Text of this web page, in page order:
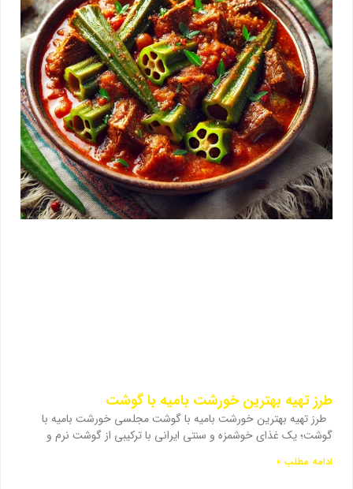
طرز تهیه بهترین خورشت بامیه با گوشت
طرز تهیه بهترین خورشت بامیه با گوشت مجلسی خورشت بامیه با
گوشت؛ یک غذای خوشمزه و سنتی ایرانی با ترکیبی از گوشت نرم و
ادامه مطلب »